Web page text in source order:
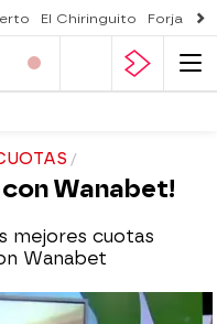
El Chiringuito Forjado
Wanabet!
mejores cuotas
Wanabet